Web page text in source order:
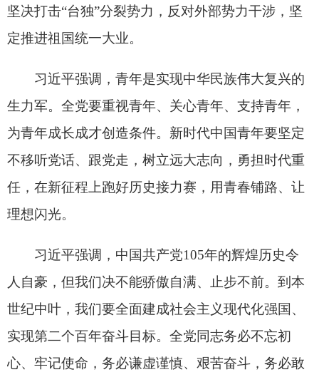
主办：克孜勒苏柯尔克孜自治州人民政府办公室
承办：克孜勒苏柯尔克孜自治州政务公开信息中心
新公网安备65300102000007号 新ICP备2022000247号
政府网站标识码：6530000002 法律声明 关于我们